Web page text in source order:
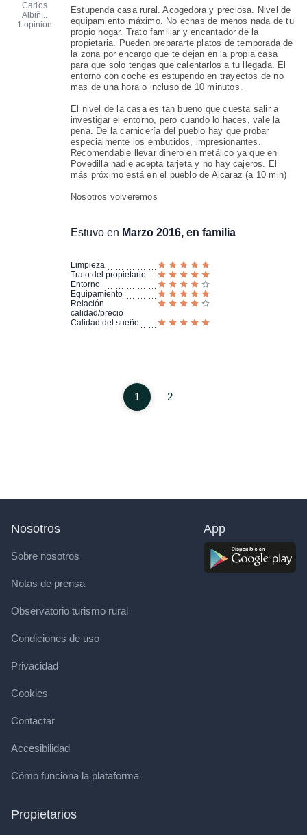
Carlos
Albiñ...
1 opinión
Estupenda casa rural. Acogedora y preciosa. Nivel de
equipamiento máximo. No echas de menos nada de tu
propio hogar. Trato familiar y encantador de la
propietaria. Pueden prepararte platos de temporada de
la zona por encargo que te dejan en la propia casa
para que solo tengas que calentarlos a tu llegada. El
entorno con coche es estupendo en trayectos de no
mas de una hora o incluso de 10 minutos.
El nivel de la casa es tan bueno que cuesta salir a
investigar el entorno, pero cuando lo haces, vale la
pena. De la carnicería del pueblo hay que probar
especialmente los embutidos, impresionantes.
Recomendable llevar dinero en metálico ya que en
Povedilla nadie acepta tarjeta y no hay cajeros. El
más próximo está en el pueblo de Alcaraz (a 10 min)
Nosotros volveremos
Estuvo en Marzo 2016, en familia
Limpieza
Trato del propietario
Entorno
Equipamiento
Relación
calidad/precio
Calidad del sueño
1 2
Nosotros
Sobre nosotros
Notas de prensa
Observatorio turismo rural
Condiciones de uso
Privacidad
Cookies
Contactar
Accesibilidad
Cómo funciona la plataforma
Propietarios
App